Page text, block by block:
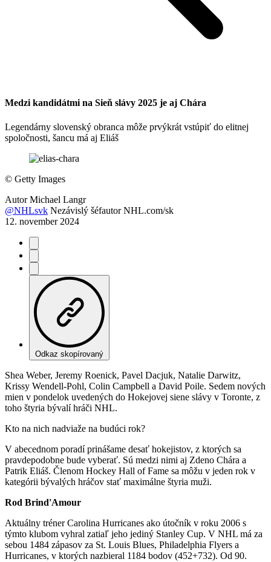
Medzi kandidátmi na Sieň slávy 2025 je aj Chára
Legendárny slovenský obranca môže prvýkrát vstúpiť do elitnej
spoločnosti, šancu má aj Eliáš
© Getty Images
Autor Michael Langr
@NHLsvk Nezávislý šéfautor NHL.com/sk
12. november 2024
Odkaz skopírovaný
Shea Weber, Jeremy Roenick, Pavel Dacjuk, Natalie Darwitz,
Krissy Wendell-Pohl, Colin Campbell a David Poile. Sedem nových
mien v pondelok uvedených do Hokejovej siene slávy v Toronte, z
toho štyria bývalí hráči NHL.
Kto na nich nadviaže na budúci rok?
V abecednom poradí prinášame desať hokejistov, z ktorých sa
pravdepodobne bude vyberať. Sú medzi nimi aj Zdeno Chára a
Patrik Eliáš. Členom Hockey Hall of Fame sa môžu v jeden rok v
kategórii bývalých hráčov stať maximálne štyria muži.
Rod Brind'Amour
Aktuálny tréner Carolina Hurricanes ako útočník v roku 2006 s
týmto klubom vyhral zatiaľ jeho jediný Stanley Cup. V NHL má za
sebou 1484 zápasov za St. Louis Blues, Philadelphia Flyers a
Hurricanes, v ktorých nazbieral 1184 bodov (452+732). Od 90.